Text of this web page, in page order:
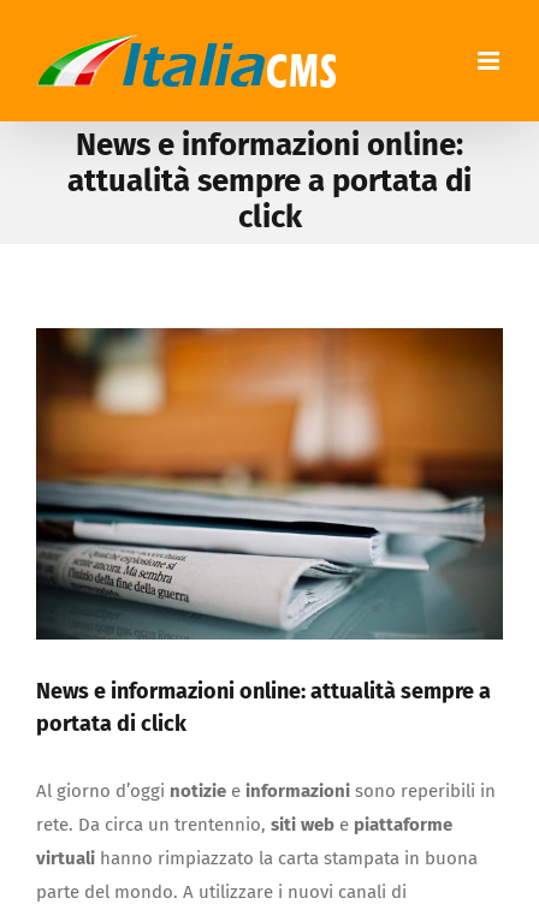
News e informazioni online:
attualità sempre a portata di
click
View
Larger
Image
News e informazioni online: attualità sempre a
portata di click
Al giorno d’oggi notizie e informazioni sono reperibili in
rete. Da circa un trentennio, siti web e piattaforme
virtuali hanno rimpiazzato la carta stampata in buona
parte del mondo. A utilizzare i nuovi canali di